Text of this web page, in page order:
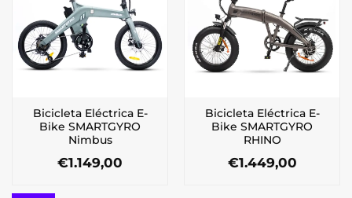
Bicicleta Eléctrica E-
Bike SMARTGYRO
Nimbus
€1.149,00
Bicicleta Eléctrica E-
Bike SMARTGYRO
RHINO
€1.449,00